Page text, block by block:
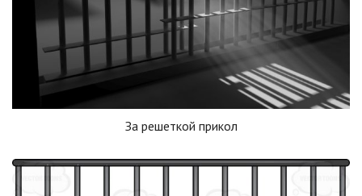
За решеткой прикол